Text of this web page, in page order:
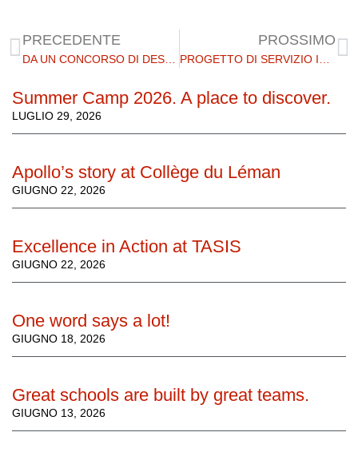
PRECEDENTE PROSSIMO
Summer Camp 2026. A place to discover.
LUGLIO 29, 2026
Apollo’s story at Collège du Léman
GIUGNO 22, 2026
Excellence in Action at TASIS
GIUGNO 22, 2026
One word says a lot!
GIUGNO 18, 2026
Great schools are built by great teams.
GIUGNO 13, 2026